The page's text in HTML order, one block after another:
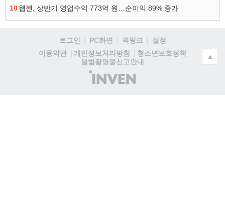
10웹젠, 상반기 영업수익 773억 원…순이익 89% 증가
로그인 PC화면 퀵링크
설정
이용약관
개인정보처리방침
청소년보호정책
불법촬영물신고안내
(주)
인
▲